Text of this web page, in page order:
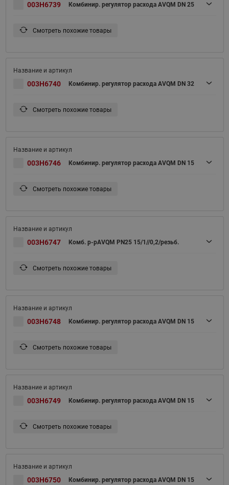
003H6739 Комбинир. регулятор расхода AVQM DN 25
Смотреть похожие товары
003H6740 Комбинир. регулятор расхода AVQM DN 32
Смотреть похожие товары
003H6746 Комбинир. регулятор расхода AVQM DN 15
Смотреть похожие товары
003H6747 Комб. р-рAVQM PN25 15/1//0,2/резьб.
Смотреть похожие товары
003H6748 Комбинир. регулятор расхода AVQM DN 15
Смотреть похожие товары
003H6749 Комбинир. регулятор расхода AVQM DN 15
Смотреть похожие товары
003H6750 Комбинир. регулятор расхода AVQM DN 15